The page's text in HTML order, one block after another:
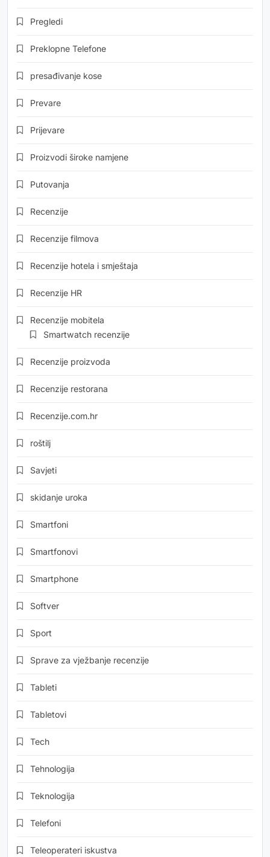
Pregledi
Preklopne Telefone
presađivanje kose
Prevare
Prijevare
Proizvodi široke namjene
Putovanja
Recenzije
Recenzije filmova
Recenzije hotela i smještaja
Recenzije HR
Recenzije mobitela
Smartwatch recenzije
Recenzije proizvoda
Recenzije restorana
Recenzije.com.hr
roštilj
Savjeti
skidanje uroka
Smartfoni
Smartfonovi
Smartphone
Softver
Sport
Sprave za vježbanje recenzije
Tableti
Tabletovi
Tech
Tehnologija
Teknologija
Telefoni
Teleoperateri iskustva